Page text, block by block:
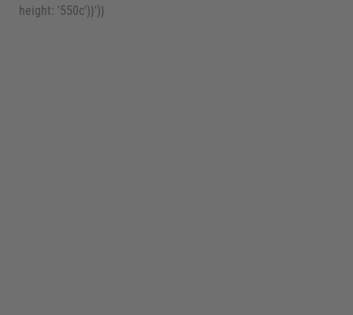
height: '550c')}')}